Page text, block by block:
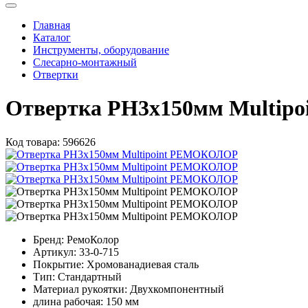
Главная
Каталог
Инструменты, оборудование
Слесарно-монтажный
Отвертки
Отвертка PH3х150мм
Код товара: 596626
Бренд: РемоКолор
Артикул: 33-0-715
Покрытие: Хромованадиевая сталь
Тип: Стандартный
Материал рукоятки: Двухкомпонентный
длина рабочая: 150 мм